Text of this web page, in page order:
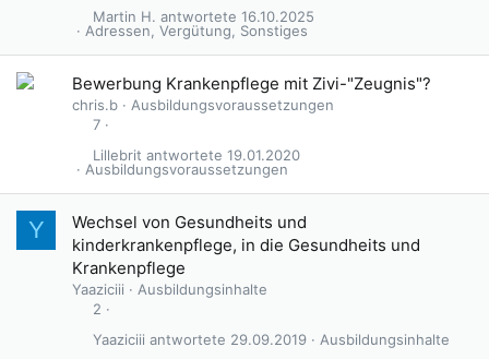
Adressen, Vergütung, Sonstiges
16.10.2025
Martin H.
Bewerbung Krankenpflege mit Zivi-"Zeugnis"?
chris.b
Ausbildungsvoraussetzungen
7
Ausbildungsvoraussetzungen
19.01.2020
Lillebrit
Y
Wechsel von Gesundheits und
kinderkrankenpflege, in die Gesundheits und
Krankenpflege
Yaaziciii
Ausbildungsinhalte
2
Ausbildungsinhalte
29.09.2019
Yaaziciii